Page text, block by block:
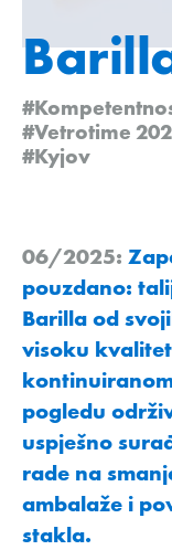
#Vetrotime
#Kyjov
06/2025:
pouzdano:
Barilla od
visoku
pogledu
uspješno
rade na
ambalaže i
stakla.